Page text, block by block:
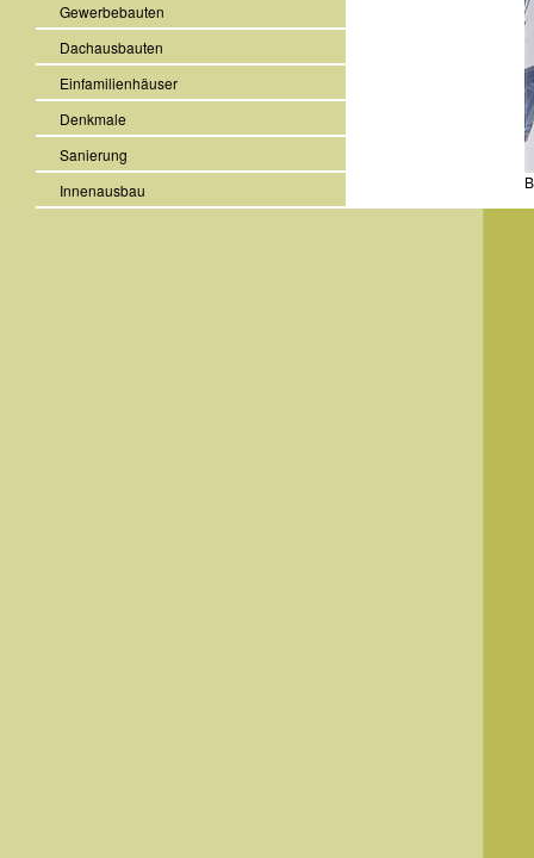
Gewerbebauten
Dachausbauten
Einfamilienhäuser
Denkmale
Sanierung
Innenausbau